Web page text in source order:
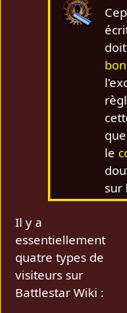
le
sur
Il y a
essentiellement
quatre types de
visiteurs sur
Battlestar Wiki :